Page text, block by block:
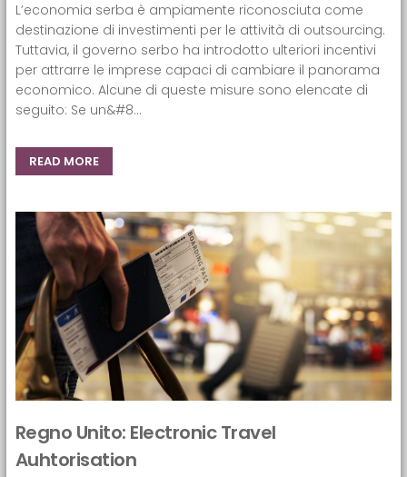
L’economia serba è ampiamente riconosciuta come
destinazione di investimenti per le attività di outsourcing.
Tuttavia, il governo serbo ha introdotto ulteriori incentivi
per attrarre le imprese capaci di cambiare il panorama
economico. Alcune di queste misure sono elencate di
seguito: Se un&#8...
READ MORE
Regno Unito: Electronic Travel
Auhtorisation